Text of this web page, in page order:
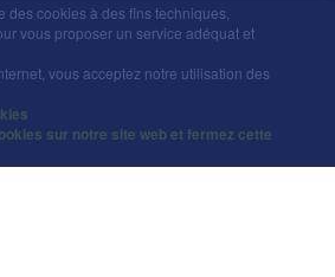
des cookies à des fins techniques,
vous proposer un service adéquat et
vous acceptez notre utilisation des
sur notre site web et fermez cette
Boissons Nantes / Devacom 2026
pour la santé, à